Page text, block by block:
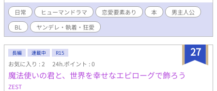
日常 ヒューマンドラマ 恋愛要素あり 本
男主人公
BL
ヤンデレ・執着・狂愛
27
長編 連載中 R15
お気に入り : 2 24h.ポイント : 0
魔法使いの君と、世界を幸せなエピローグで飾ろう
ZEST